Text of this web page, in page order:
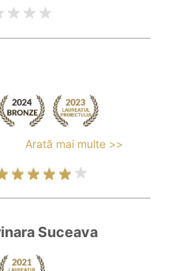
Arată mai multe >>
Suceava